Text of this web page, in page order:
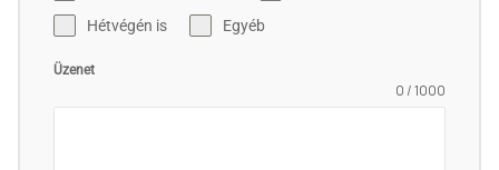
Hétvégén is Egyéb
Üzenet
0 / 1000